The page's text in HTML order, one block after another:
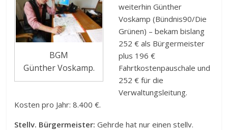
BGM
Günther Voskamp.
weiterhin Günther
Voskamp (Bündnis90/Die
Grünen) – bekam bislang
252 € als Bürgermeister
plus 196 €
Fahrtkostenpauschale und
252 € für die
Verwaltungsleitung.
Kosten pro Jahr: 8.400 €.
Stellv. Bürgermeister:Gehrde hat nur einen stellv.